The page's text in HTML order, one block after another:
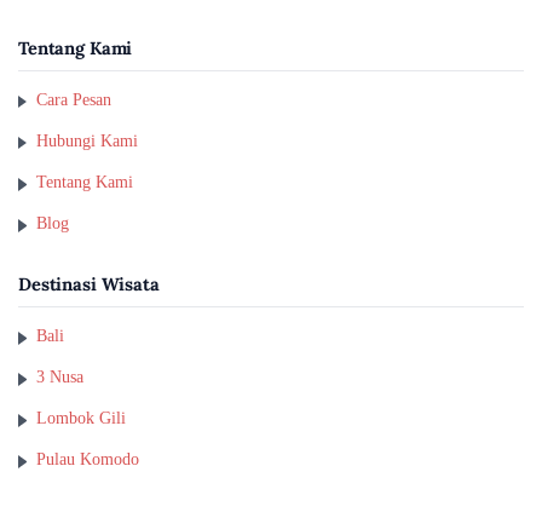
Tentang Kami
Cara Pesan
Hubungi Kami
Tentang Kami
Blog
Destinasi Wisata
Bali
3 Nusa
Lombok Gili
Pulau Komodo